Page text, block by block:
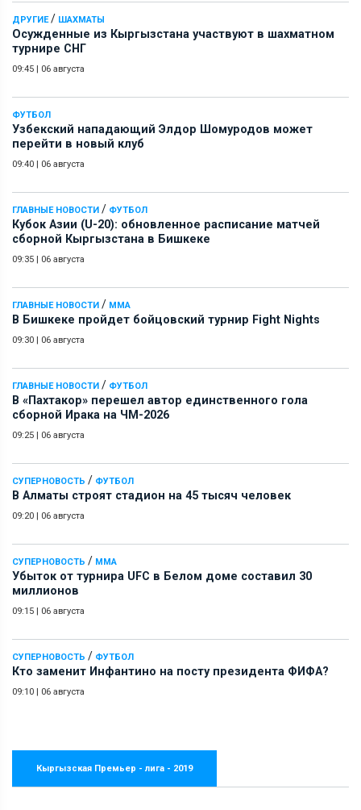
ДРУГИЕ/ ШАХМАТЫ
Осужденные из Кыргызстана участвуют в шахматном
турнире СНГ
09:45 | 06 августа
ФУТБОЛ
Узбекский нападающий Элдор Шомуродов может
перейти в новый клуб
09:40 | 06 августа
ГЛАВНЫЕ НОВОСТИ / ФУТБОЛ
Кубок Азии (U-20): обновленное расписание матчей
сборной Кыргызстана в Бишкеке
09:35 | 06 августа
ГЛАВНЫЕ НОВОСТИ / ММА
В Бишкеке пройдет бойцовский турнир Fight Nights
09:30 | 06 августа
ГЛАВНЫЕ НОВОСТИ / ФУТБОЛ
В «Пахтакор» перешел автор единственного гола
сборной Ирака на ЧМ-2026
09:25 | 06 августа
СУПЕРНОВОСТЬ / ФУТБОЛ
В Алматы строят стадион на 45 тысяч человек
09:20 | 06 августа
СУПЕРНОВОСТЬ / ММА
Убыток от турнира UFC в Белом доме составил 30
миллионов
09:15 | 06 августа
СУПЕРНОВОСТЬ / ФУТБОЛ
Кто заменит Инфантино на посту президента ФИФА?
09:10 | 06 августа
Кыргызская Премьер - лига - 2019